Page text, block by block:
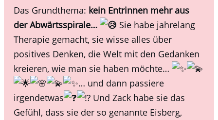
Das Grundthema: kein Entrinnen mehr aus
der Abwärtsspirale…
Sie habe jahrelang
Therapie gemacht, sie wisse alles über
positives Denken, die Welt mit den Gedanken
kreieren, wie man sie haben möchte…
… und dann passiere
irgendetwas
Und Zack habe sie das
Gefühl, dass sie der so genannte Eisberg,